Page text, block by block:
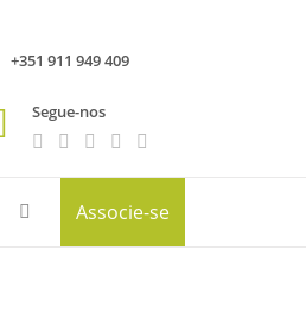
+351 911 949 409
Segue-nos
Associe-se